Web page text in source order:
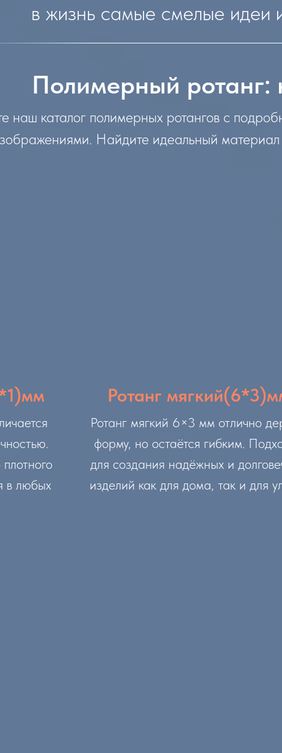
в жизнь самые смелые идеи
Полимерный ротанг:
наш каталог полимерных ротангов с
Найдите идеальный материал
в любых
Ротанг
Ротанг мягкий 6×3 мм отлично
форму, но остаётся гибким.
для создания надёжных и
изделий как для дома, так и для